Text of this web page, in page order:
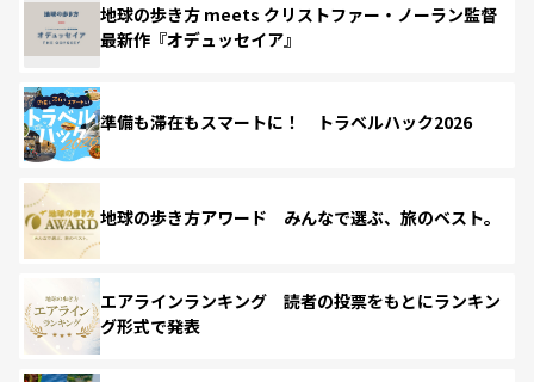
地球の歩き方 meets クリストファー・ノーラン監督
最新作『オデュッセイア』
準備も滞在もスマートに！ トラベルハック2026
地球の歩き方アワード みんなで選ぶ、旅のベスト。
エアラインランキング 読者の投票をもとにランキン
グ形式で発表